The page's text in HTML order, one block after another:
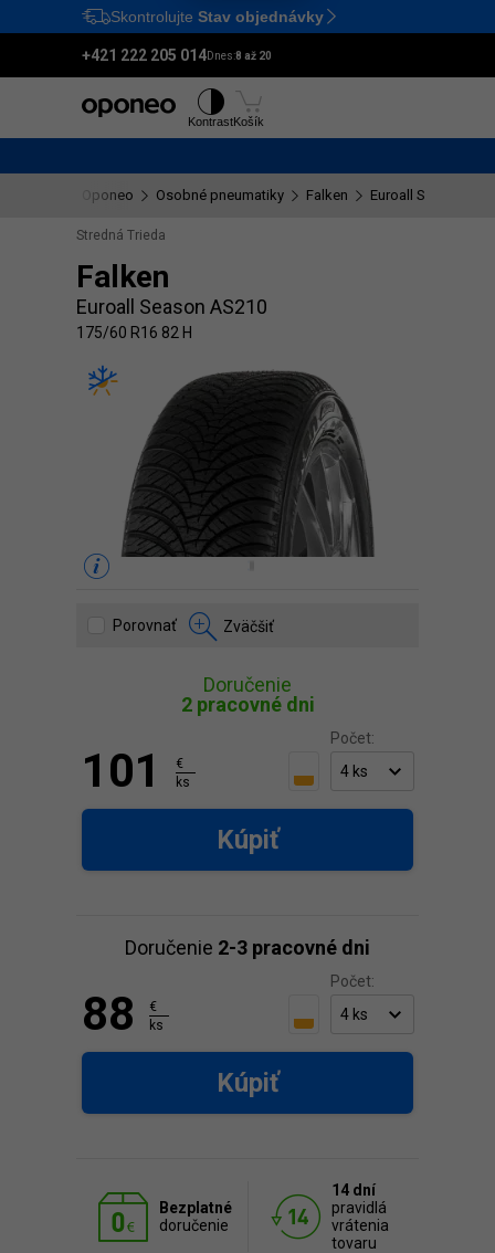
Ctrl M
Skontrolujte Stav objednávky
+421 222 205 014Dnes:8 až 20
KontrastKošík
Oponeo Osobné pneumatiky Falken Euroall Season
Stredná Trieda
Falken
Euroall Season AS210
175/60 R16 82 H
Porovnať Zväčšiť
Doručenie
2 pracovné dni
Počet:
101
€
ks
Kúpiť
Doručenie 2-3 pracovné dni
Počet:
88
€
ks
Kúpiť
Bezplatné
doručenie
14 dní
pravidlá
vrátenia
tovaru